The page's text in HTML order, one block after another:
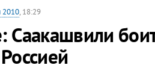
2010, 18:29
Саакашвили